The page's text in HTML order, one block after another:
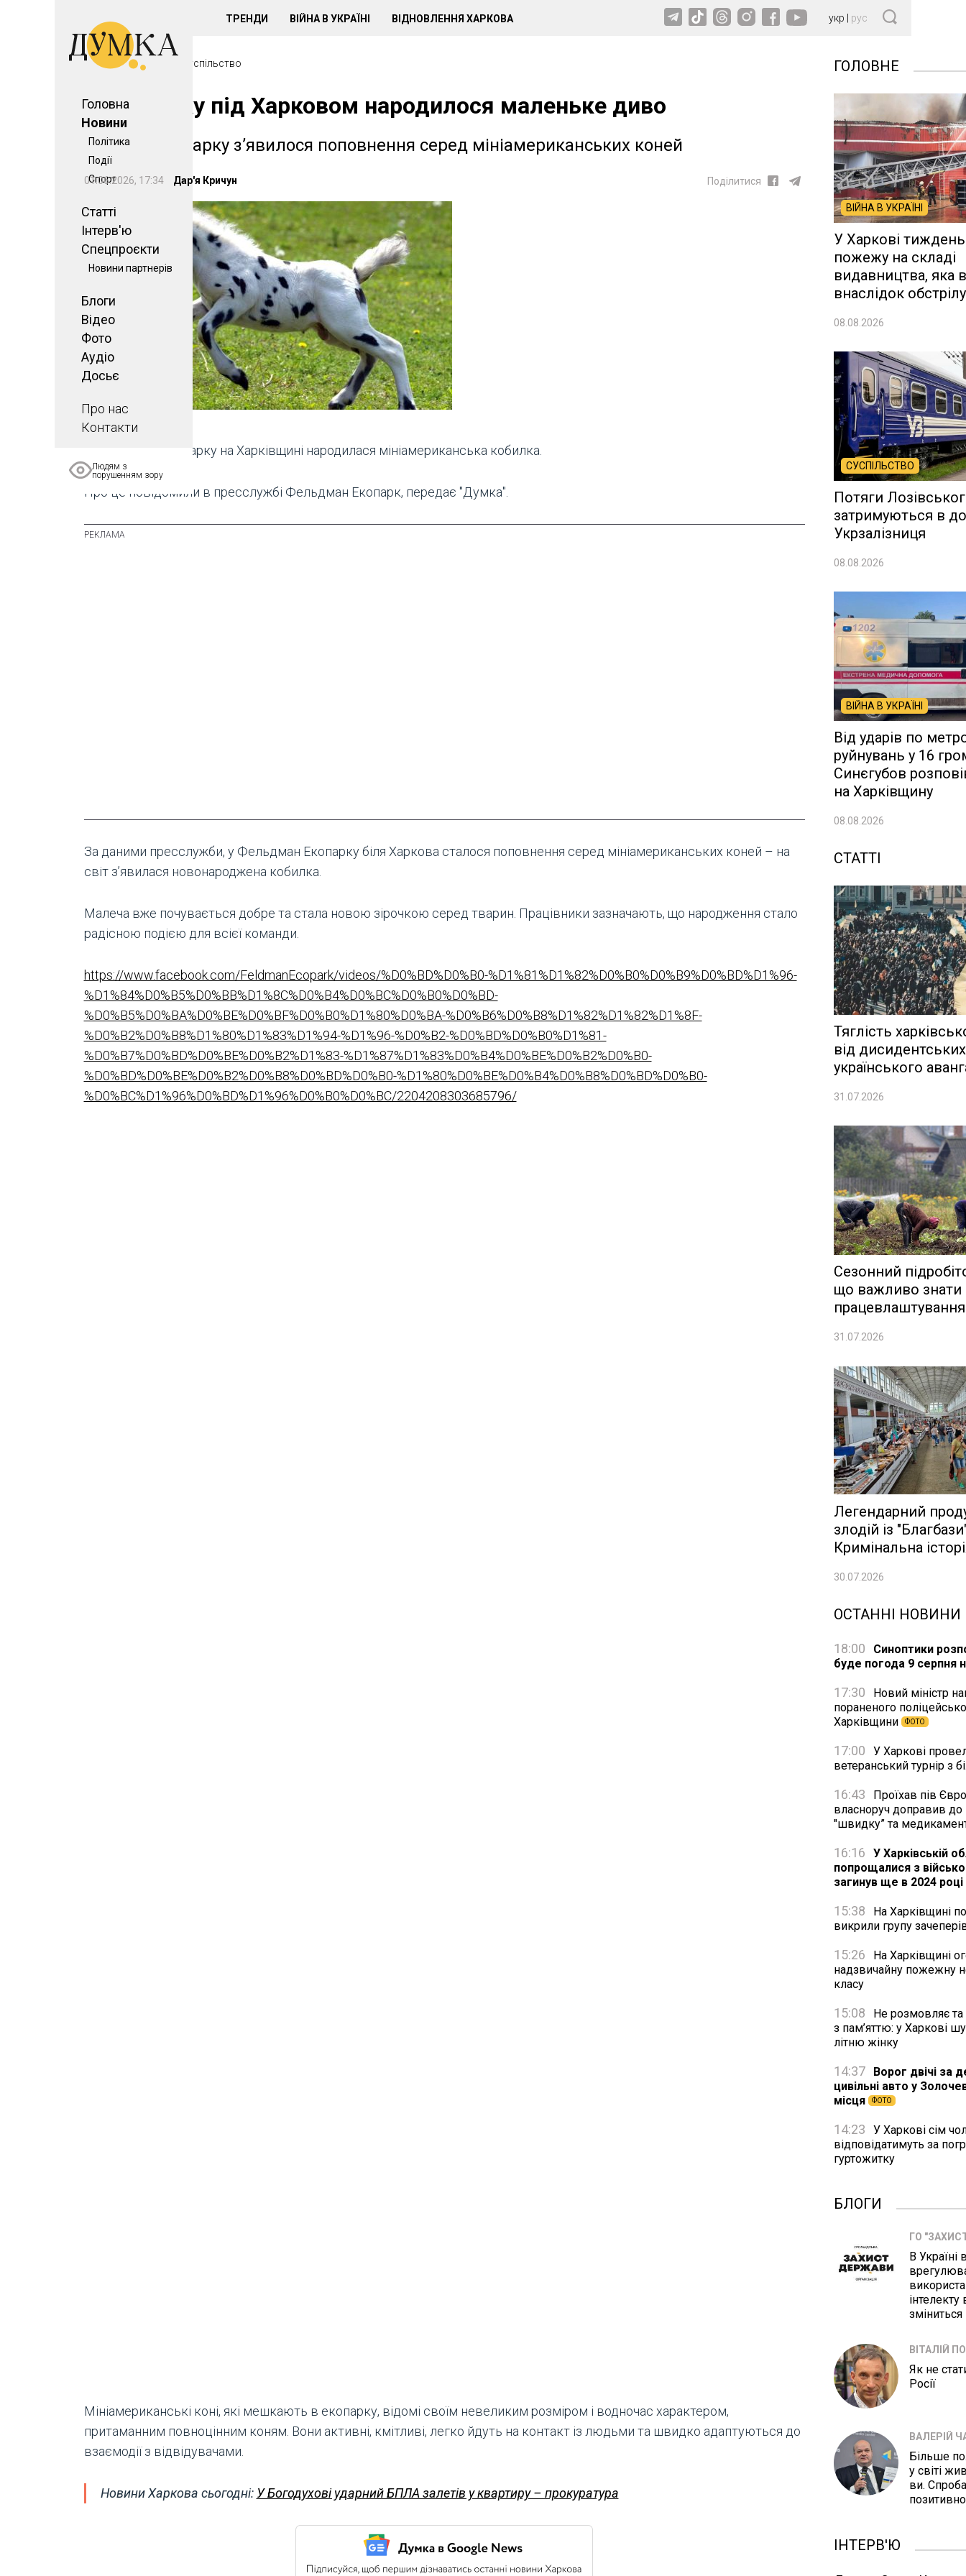
Головна
Новини
Політика
Події
Спорт
Статті
Інтерв'ю
Спецпроєкти
Новини партнерів
Блоги
Відео
Фото
Аудіо
Досьє
Про нас
Контакти
Людям з
порушенням зору
ТРЕНДИ ВІЙНА В УКРАЇНІ ВІДНОВЛЕННЯ ХАРКОВА укр рус
Головна>Новини Суспільство
У Екопарку під Харковом народилося маленьке диво
У стайні екопарку з’явилося поповнення серед мініамериканських коней
01.06.2026, 17:34 Дар'я Кричун Поділитися
Ілюстративне фото
У Фельдман Екопарку на Харківщині народилася мініамериканська кобилка.
Про це повідомили в пресслужбі Фельдман Екопарк, передає "Думка".
За даними пресслужби, у Фельдман Екопарку біля Харкова сталося поповнення серед мініамериканських коней – на
світ з’явилася новонароджена кобилка.
Малеча вже почувається добре та стала новою зірочкою серед тварин. Працівники зазначають, що народження стало
радісною подією для всієї команди.
https://www.facebook.com/FeldmanEcopark/videos/%D0%BD%D0%B0-%D1%81%D1%82%D0%B0%D0%B9%D0%BD%D1%96-
%D1%84%D0%B5%D0%BB%D1%8C%D0%B4%D0%BC%D0%B0%D0%BD-
%D0%B5%D0%BA%D0%BE%D0%BF%D0%B0%D1%80%D0%BA-%D0%B6%D0%B8%D1%82%D1%82%D1%8F-
%D0%B2%D0%B8%D1%80%D1%83%D1%94-%D1%96-%D0%B2-%D0%BD%D0%B0%D1%81-
%D0%B7%D0%BD%D0%BE%D0%B2%D1%83-%D1%87%D1%83%D0%B4%D0%BE%D0%B2%D0%B0-
%D0%BD%D0%BE%D0%B2%D0%B8%D0%BD%D0%B0-%D1%80%D0%BE%D0%B4%D0%B8%D0%BD%D0%B0-
%D0%BC%D1%96%D0%BD%D1%96%D0%B0%D0%BC/2204208303685796/
Мініамериканські коні, які мешкають в екопарку, відомі своїм невеликим розміром і водночас характером,
притаманним повноцінним коням. Вони активні, кмітливі, легко йдуть на контакт із людьми та швидко адаптуються до
взаємодії з відвідувачами.
Новини Харкова сьогодні: У Богодухові ударний БПЛА залетів у квартиру – прокуратура
ГОЛОВНЕ
ВІЙНА В УКРАЇНІ
У Харкові
пожежу на складі
видавництва, яка
внаслідок обстрілу
08.08.2026
СУСПІЛЬСТВО
Потяги
затримуються в
Укрзалізниця
08.08.2026
ВІЙНА В УКРАЇНІ
Від ударів по
руйнувань у 16
Синєгубов
на Харківщину
08.08.2026
СТАТТІ
Тяглість
від
українського
31.07.2026
Сезонний
що важливо знати
працевлаштування
31.07.2026
Легендарний
злодій із
Кримінальна
30.07.2026
ОСТАННІ НОВИНИ
18:00
Синоптики
буде погода 9 серпня
17:30
Новий міністр
пораненого
Харківщини
ФОТО
17:00
У Харкові
ветеранський турнір з
16:43
Проїхав пів
власноруч доправив
"швидку” та
16:16
У Харківській
попрощалися з
загинув ще в 2024 році
15:38
На Харківщині
викрили групу
15:26
На Харківщині
надзвичайну пожежну
класу
15:08
Не розмовляє
з пам’яттю: у Харкові
літню жінку
14:37
Ворог двічі за
цивільні авто у
місця
ФОТО
14:23
У Харкові сім
відповідатимуть за
гуртожитку
БЛОГИ
ГО
В Україні
інтелекту
зміниться
ВІТАЛІЙ
Як не
Росії
ВАЛЕРІЙ
Більше
у світі
ви.
ІНТЕРВ'Ю